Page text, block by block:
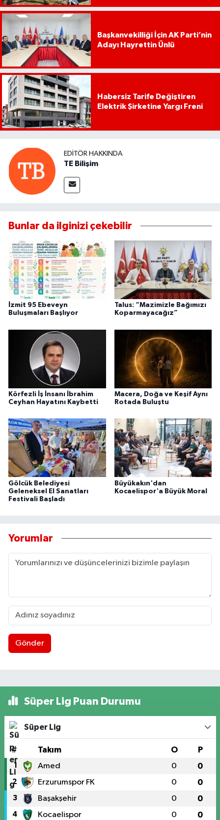
Başkanvekilliği İçin AK Parti’nin
Adayı Hayrettin Ünlü
Habersiz Tarife Değiştiren
Elektrik Şirketine Yargı Freni
EDITÖR HAKKINDA
TE Bilişim
Bunlar da ilginizi çekebilir
İzmit 95 Ebeveyn
Buluşmaları Başlıyor
Talus: “Mazimizle Bağımızı
Koparmayacağız”
Körfezli İş İnsanı İbrahim
Ceyhan Hayatını Kaybetti
Macera, Doğa ve Keşif Aynı
Rotada Buluştu
Gölcük Belediyesi
Geleneksel El Sanatları
Festivali Başladı
Büyükakın'dan
Kocaelispor'a Büyük Moral
Yorumlar
Gönder
Süper Lig Puan Durumu
Süper Lig
# Takım O P
1 Amed 0 0
2 Erzurumspor FK 0 0
3 Başakşehir 0 0
4 Kocaelispor 0 0